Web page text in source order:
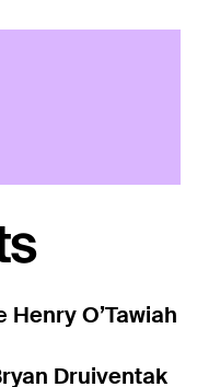
Henry O’Tawiah
Druiventak